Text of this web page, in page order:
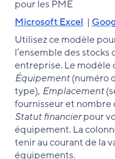
pour les PME
Microsoft Excel |
Utilisez ce modèle
l’ensemble des
entreprise. Le modèle
Équipement(numéro
type), Emplacement
fournisseur et nombre
Statut financierpour
équipement. La
tenir au courant de la
équipements.